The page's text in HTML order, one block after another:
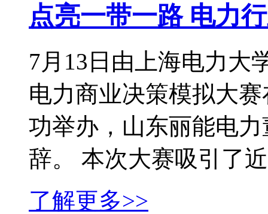
点亮一带一路 电力
7月13日由上海电力大
电力商业决策模拟大
功举办，山东丽能电
辞。 本次大赛吸引了
了解更多>>